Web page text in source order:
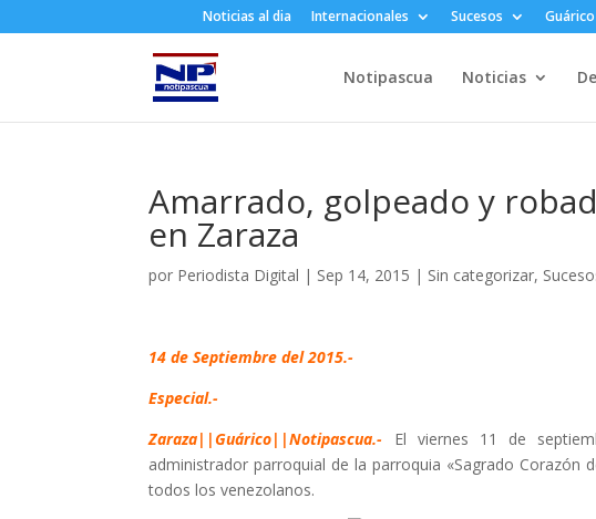
Noticias al dia Internacionales Sucesos Guárico
Notipascua Noticias
Amarrado, golpeado y
en Zaraza
por Periodista Digital | Sep 14, 2015 | Sin categorizar,
14 de Septiembre del 2015.-
Especial.-
Zaraza||Guárico||Notipascua.-
El viernes 11 de
administrador parroquial de la parroquia «Sagrado Corazón
todos los venezolanos.